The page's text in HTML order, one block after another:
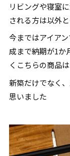
リビングや寝室
される方は以外
今まではアイア
成まで納期が1か
くこちらの商品は
新築だけでなく
思いました